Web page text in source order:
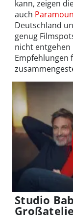
kann, zeigen
auch
Deutschland
genug
nicht entgehen
Empfehlungen
Studio